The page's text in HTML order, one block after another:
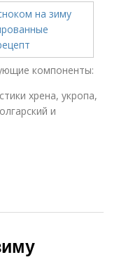
компоненты:
хрена, укропа,
и